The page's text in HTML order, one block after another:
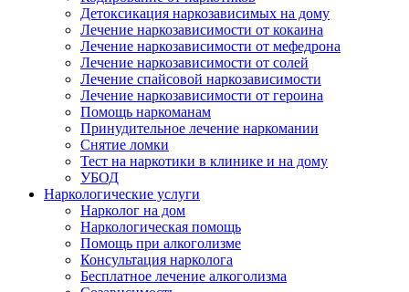
Детоксикация наркозависимых на дому
Лечение наркозависимости от кокаина
Лечение наркозависимости от мефедрона
Лечение наркозависимости от солей
Лечение спайсовой наркозависимости
Лечение наркозависимости от героина
Помощь наркоманам
Принудительное лечение наркомании
Снятие ломки
Тест на наркотики в клинике и на дому
УБОД
Наркологические услуги
Нарколог на дом
Наркологическая помощь
Помощь при алкоголизме
Консультация нарколога
Бесплатное лечение алкоголизма